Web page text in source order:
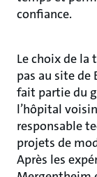
confiance.
Le choix de la
pas au site de
fait partie du
l’hôpital
responsable
projets de
Après les